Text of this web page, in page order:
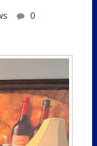
0